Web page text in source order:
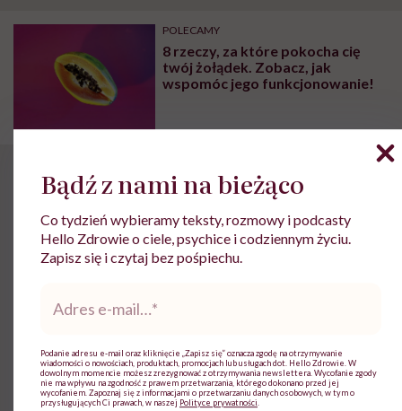
POLECAMY
8 rzeczy, za które pokocha cię
twój żołądek. Zobacz, jak
wspomóc jego funkcjonowanie!
Helicobacter pyloridieta
– czego unikać?
musisz pamiętać, że dieta przy
produktów, które należy wyeliminować lub mocno
ograniczyć:
Bądź z nami na bieżąco
Co tydzień wybieramy teksty, rozmowy i podcasty
Hello Zdrowie o ciele, psychice i codziennym życiu.
Zapisz się i czytaj bez pośpiechu.
mail*
Podanie adresu e-mail oraz kliknięcie „Zapisz się” oznacza zgodę na otrzymywanie
wiadomości o nowościach, produktach, promocjach lub usługach dot. Hello Zdrowie. W
dowolnym momencie możesz zrezygnować z otrzymywania newslettera. Wycofanie zgody
nie ma wpływu na zgodność z prawem przetwarzania, którego dokonano przed jej
wycofaniem. Zapoznaj się z informacjami o przetwarzaniu danych osobowych, w tym o
przysługujących Ci prawach, w naszej Polityce prywatności